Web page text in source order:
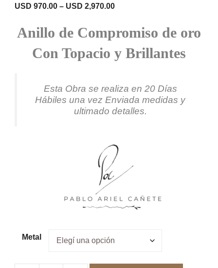
USD 970.00 – USD 2,970.00Rango
desde
hasta
USD 2,970.00
Anillo de Compromiso de oro
Con Topacio y Brillantes
Esta Obra se realiza en 20 Días
Hábiles una vez Enviada medidas y
ultimado detalles.
Metal